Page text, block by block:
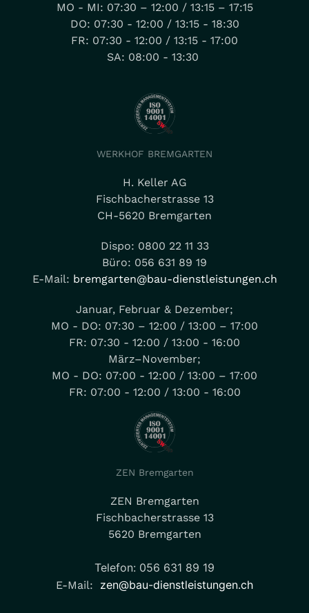
MO - MI: 07:30 – 12:00 / 13:15 – 17:15
DO: 07:30 - 12:00 / 13:15 - 18:30
FR: 07:30 - 12:00 / 13:15 - 17:00
SA: 08:00 - 13:30
WERKHOF BREMGARTEN
H. Keller AG
Fischbacherstrasse 13
CH-5620 Bremgarten
Dispo: 0800 22 11 33
Büro: 056 631 89 19
E-Mail: bremgarten@bau-dienstleistungen.ch
Januar, Februar & Dezember;
MO - DO: 07:30 – 12:00 / 13:00 – 17:00
FR: 07:30 - 12:00 / 13:00 - 16:00
März–November;
MO - DO: 07:00 - 12:00 / 13:00 – 17:00
FR: 07:00 - 12:00 / 13:00 - 16:00
ZEN Bremgarten
ZEN Bremgarten
Fischbacherstrasse 13
5620 Bremgarten
Telefon: 056 631 89 19
E-Mail: zen@bau-dienstleistungen.ch